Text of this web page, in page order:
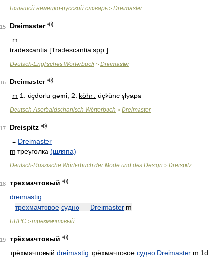
Большой немецко-русский словарь > Dreimaster
15
Dreimaster
m
tradescantia [Tradescantia spp.]
Deutsch-Englisches Wörterbuch > Dreimaster
16
Dreimaster
m 1. üçdorlu gəmi; 2. köhn. üçkünc şlyapa
Deutsch-Aserbaidschanisch Wörterbuch > Dreimaster
17
Dreispitz
= Dreimaster
m треуголка (шляпа)
Deutsch-Russische Wörterbuch der Mode und des Design > Dreispitz
18
трехмачтовый
dreimastig
трехмачтовое судно — Dreimaster m
БНРС > трехмачтовый
19
трёхмачтовый
трёхмачтовый dreimastig трёхмачтовое судно Dreimaster m 1d